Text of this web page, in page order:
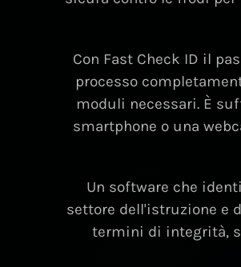
Con Fast Check ID il
processo
moduli necessari. È
smartphone o una
Un software che
settore dell'istruzione e
termini di integrità,